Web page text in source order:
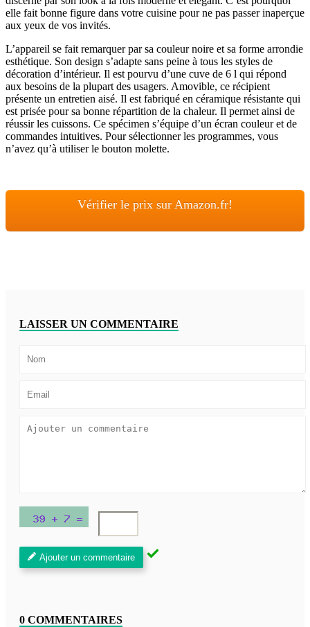
elle fait bonne figure dans votre cuisine pour ne pas passer inaperçue
aux yeux de vos invités.
L’appareil se fait remarquer par sa couleur noire et sa forme arrondie
esthétique. Son design s’adapte sans peine à tous les styles de
décoration d’intérieur. Il est pourvu d’une cuve de 6 l qui répond
aux besoins de la plupart des usagers. Amovible, ce récipient
présente un entretien aisé. Il est fabriqué en céramique résistante qui
est prisée pour sa bonne répartition de la chaleur. Il permet ainsi de
réussir les cuissons. Ce spécimen s’équipe d’un écran couleur et de
commandes intuitives. Pour sélectionner les programmes, vous
n’avez qu’à utiliser le bouton molette.
Vérifier le prix sur Amazon.fr!
LAISSER UN COMMENTAIRE
Ajouter un commentaire
0 COMMENTAIRES